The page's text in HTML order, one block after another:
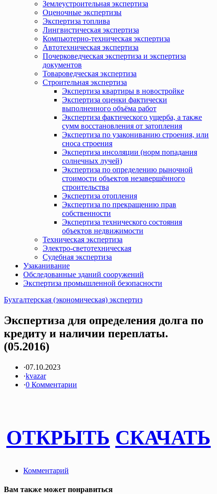
Землеустроительная экспертиза
Оценочные экспертизы
Экспертиза топлива
Лингвистическая экспертиза
Компьютерно-техническая экспертиза
Автотехническая экспертиза
Почерковедческая экспертиза и экспертиза
документов
Товароведческая экспертиза
Строительная экспертиза
Экспертиза квартиры в новостройке
Экспертиза оценки фактически
выполненного объёма работ
Экспертиза фактического ущерба, а также
сумм восстановления от затопления
Экспертиза по узакониванию строения, или
сноса строения
Экспертиза инсоляции (норм попадания
солнечных лучей)
Экспертиза по определению рыночной
стоимости объектов незавершённого
строительства
Экспертиза отопления
Экспертиза по прекращению прав
собственности
Экспертиза технического состояния
объектов недвижимости
Техническая экспертиза
Электро-светотехническая
Судебная экспертиза
Узаканивание
Обследованные зданий сооружений
Экспертиза промышленной безопасности
Бухгалтерская (экономическая) экспертиз
Экспертиза для определения долга по
кредиту и наличии переплаты.
(05.2016)
·07.10.2023
·kvazar
·0 Комментарии
ОТКРЫТЬ СКАЧАТЬ
Комментарий
Вам также может понравиться